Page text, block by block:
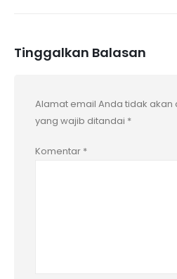
Tinggalkan Balasan
Alamat email Anda tidak akan
yang wajib ditandai *
Komentar *